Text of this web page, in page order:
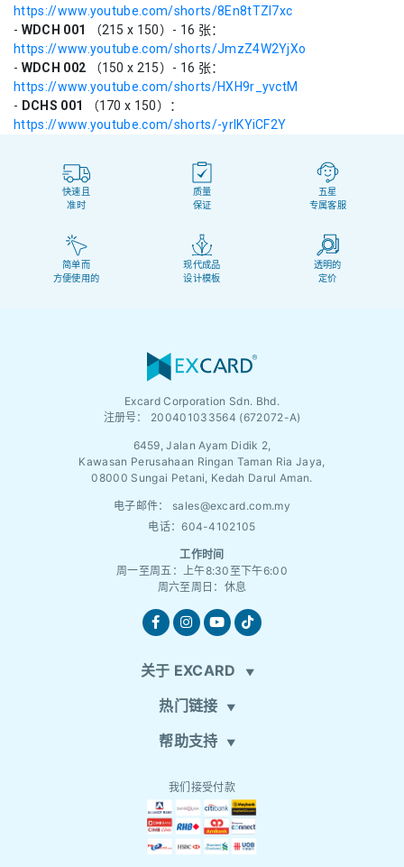
https://www.youtube.com/shorts/8En8tTZI7xc
- WDCH 001
（215 x 150）- 16 张：
https://www.youtube.com/shorts/JmzZ4W2YjXo
- WDCH 002 （150 x 215）- 16 张：
https://www.youtube.com/shorts/HXH9r_yvctM
- DCHS 001
（170 x 150）：
https://www.youtube.com/shorts/-yrlKYiCF2Y
快速且
准时
质量
保证
五星
专属客服
简单而
方便使用的
现代成品
设计模板
透明的
定价
Excard Corporation Sdn. Bhd.
注册号： 200401033564 (672072-A)
6459, Jalan Ayam Didik 2,
Kawasan Perusahaan Ringan Taman Ria Jaya,
08000 Sungai Petani, Kedah Darul Aman.
电子邮件： sales@excard.com.my
电话：604-4102105
工作时间
周一至周五：上午8:30至下午6:00
周六至周日：休息
关于 EXCARD
热门链接
帮助支持
我们接受付款